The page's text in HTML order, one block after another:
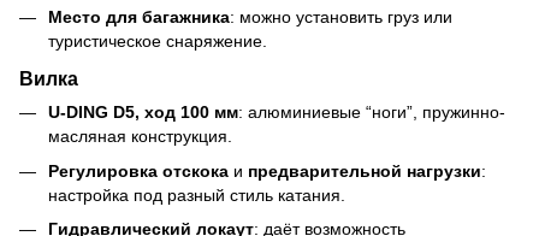
Место для багажника: можно установить груз или
туристическое снаряжение.
Вилка
U-DING D5, ход 100 мм: алюминиевые “ноги”, пружинно-
масляная конструкция.
Регулировка отскока и предварительной нагрузки:
настройка под разный стиль катания.
Гидравлический локаут: даёт возможность